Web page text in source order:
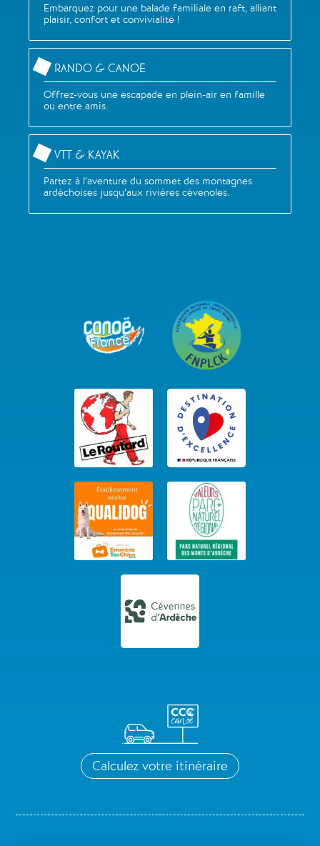
Embarquez pour une balade familiale en raft, alliant
plaisir, confort et convivialité !
RANDO & CANOË
Offrez-vous une escapade en plein-air en famille
ou entre amis.
VTT & KAYAK
Partez à l’aventure du sommet des montagnes
ardéchoises jusqu’aux rivières cévenoles.
Calculez votre itinéraire